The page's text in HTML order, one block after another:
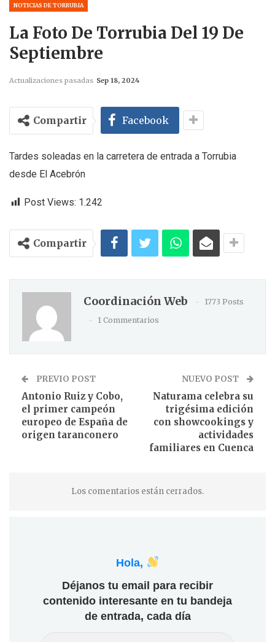
NOTICIAS DE TORRUBIA
La Foto De Torrubia Del 19 De
Septiembre
Actualizaciones pasadas Sep 18, 2024
Compartir Facebook
Tardes soleadas en la carretera de entrada a Torrubia
desde El Acebrón
Post Views: 1.242
Compartir
Coordinación Web
1773 Posts
1 Commentarios
PREVIO POST
Antonio Ruiz y Cobo,
el primer campeón
europeo de España de
origen taranconero
NUEVO POST
Naturama celebra su
trigésima edición
con showcookings y
actividades
familiares en Cuenca
Los comentarios están cerrados.
Hola,
Déjanos tu email para recibir
contenido interesante en tu bandeja
de entrada, cada día